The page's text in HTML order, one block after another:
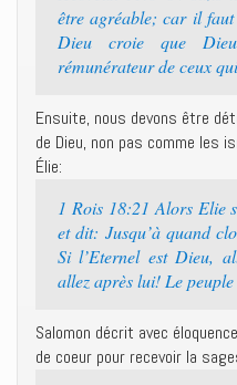
être agréable; car il
Dieu croie que
rémunérateur de ceux
Ensuite, nous devons être
de Dieu, non pas comme les
Élie:
1 Rois 18:21 Alors Elie
et dit: Jusqu’à quand
Si l’Eternel est Dieu,
allez après lui! Le
Salomon décrit avec
de coeur pour recevoir la